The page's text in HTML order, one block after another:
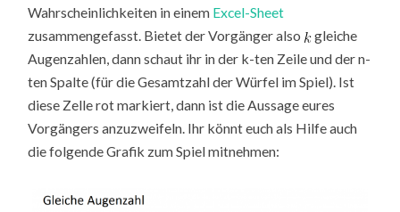
Wahrscheinlichkeiten in einem Excel-Sheet
zusammengefasst. Bietet der Vorgänger also
gleiche
Augenzahlen, dann schaut ihr in der k-ten Zeile und der n-
ten Spalte (für die Gesamtzahl der Würfel im Spiel). Ist
diese Zelle rot markiert, dann ist die Aussage eures
Vorgängers anzuzweifeln. Ihr könnt euch als Hilfe auch
die folgende Grafik zum Spiel mitnehmen: